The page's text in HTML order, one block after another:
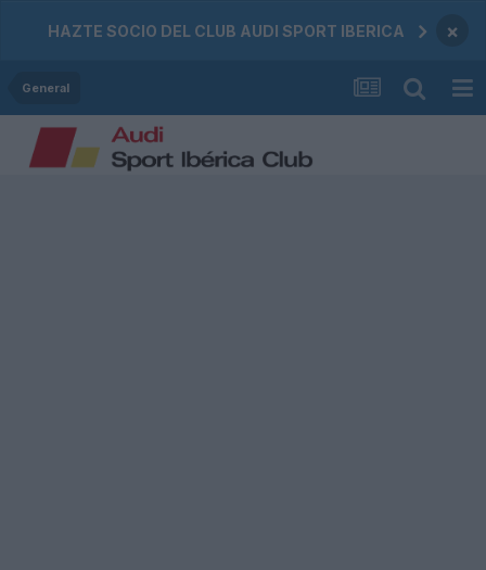
HAZTE SOCIO DEL CLUB AUDI SPORT IBERICA ×
General